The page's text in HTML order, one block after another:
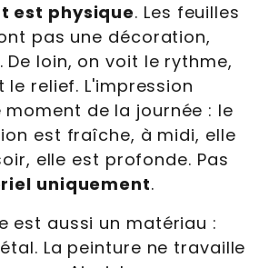
est physique. Les feuilles
pas une décoration,
De loin, on voit le rythme,
le relief. L'impression
moment de la journée : le
est fraîche, à midi, elle
elle est profonde. Pas
uniquement.
est aussi un matériau :
La peinture ne travaille